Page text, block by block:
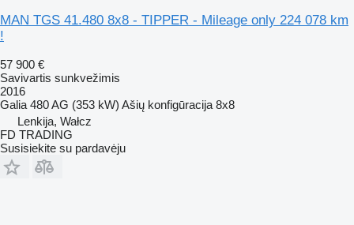
MAN TGS 41.480 8x8 - TIPPER - Mileage only 224 078 km
!
57 900 €
Savivartis sunkvežimis
2016
Galia 480 AG (353 kW) Ašių konfigūracija 8x8
Lenkija, Wałcz
FD TRADING
Susisiekite su pardavėju